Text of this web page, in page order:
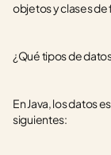
objetos y clases
¿Qué tipos de
En Java, los datos
siguientes: